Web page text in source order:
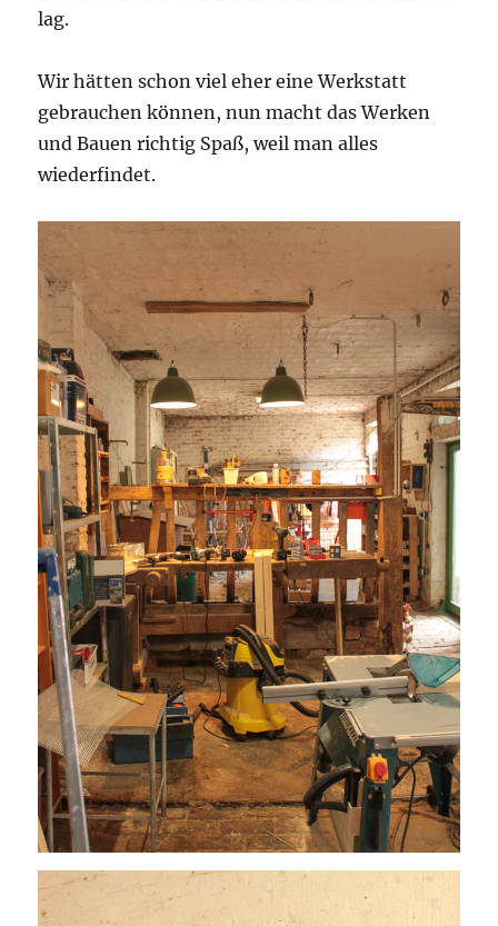
lag.
Wir hätten schon viel eher eine Werkstatt
gebrauchen können, nun macht das Werken
und Bauen richtig Spaß, weil man alles
wiederfindet.